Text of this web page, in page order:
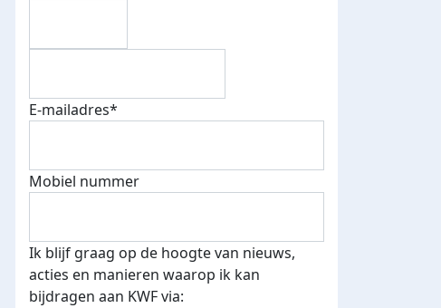
E-mailadres*
Mobiel nummer
Ik blijf graag op de hoogte van nieuws,
acties en manieren waarop ik kan
bijdragen aan KWF via: